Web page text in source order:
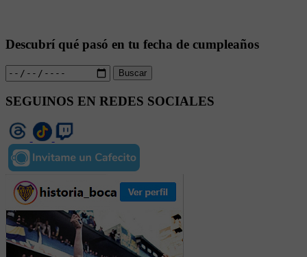
Descubrí qué pasó en tu fecha de cumpleaños
Buscar
SEGUINOS EN REDES SOCIALES